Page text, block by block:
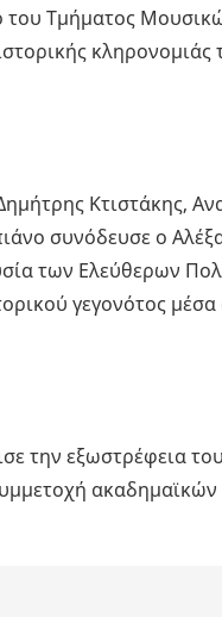
του Τμήματος
κληρονομιάς
Κτιστάκης,
συνόδευσε ο
των Ελεύθερων
γεγονότος
την εξωστρέφεια